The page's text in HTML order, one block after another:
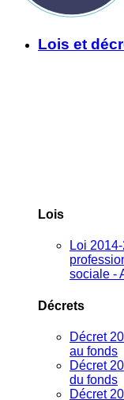
Lois et
Lois
Loi
sociale -
Décrets
Décret
au fonds
Décret
du fonds
Décret